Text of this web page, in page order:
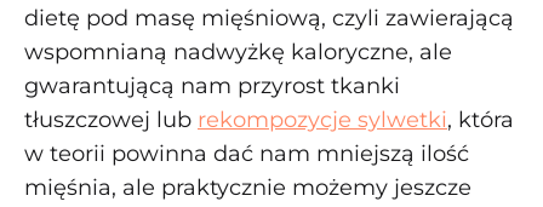
dietę pod masę mięśniową, czyli zawierającą
wspomnianą nadwyżkę kaloryczne, ale
gwarantującą nam przyrost tkanki
tłuszczowej lub rekompozycje sylwetki, która
w teorii powinna dać nam mniejszą ilość
mięśnia, ale praktycznie możemy jeszcze